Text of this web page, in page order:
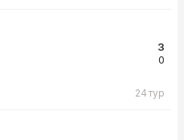
3
0
24 тур